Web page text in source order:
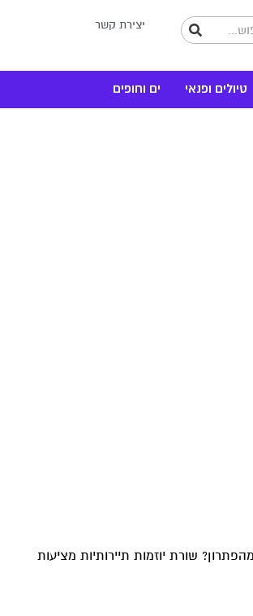
יצירת קשר
טיולים ופנאי ים וחופים
שורת יוזמות תיירותיות מציעות